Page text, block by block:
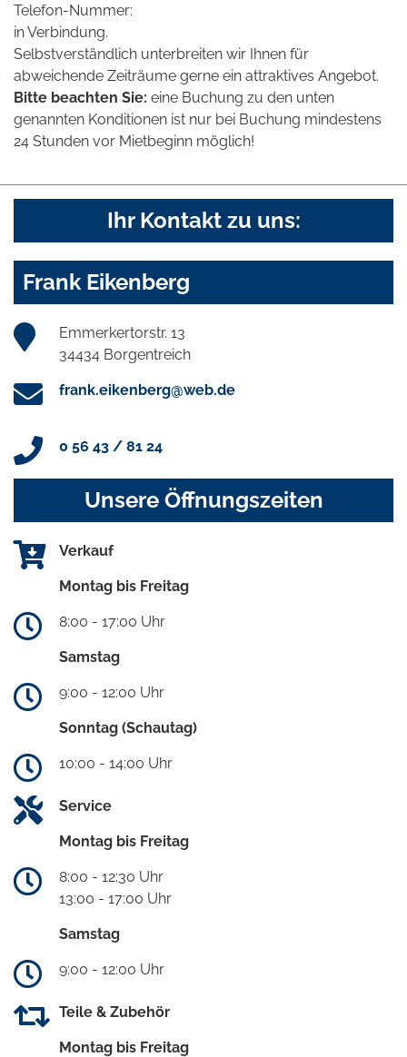
Telefon-Nummer:
in Verbindung.
Selbstverständlich unterbreiten wir Ihnen für
abweichende Zeiträume gerne ein attraktives Angebot.
Bitte beachten Sie: eine Buchung zu den unten
genannten Konditionen ist nur bei Buchung mindestens
24 Stunden vor Mietbeginn möglich!
Ihr Kontakt zu uns:
Frank Eikenberg
Emmerkertorstr. 13
34434 Borgentreich
frank.eikenberg@web.de
0 56 43 / 81 24
Unsere Öffnungszeiten
Verkauf
Montag bis Freitag
8:00 - 17:00 Uhr
Samstag
9:00 - 12:00 Uhr
Sonntag (Schautag)
10:00 - 14:00 Uhr
Service
Montag bis Freitag
8:00 - 12:30 Uhr
13:00 - 17:00 Uhr
Samstag
9:00 - 12:00 Uhr
Teile & Zubehör
Montag bis Freitag